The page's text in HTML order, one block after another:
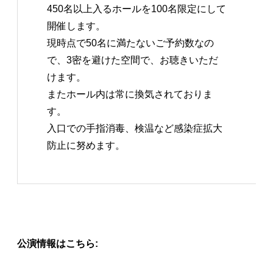
450名以上入るホールを100名限定にして
開催します。
現時点で50名に満たないご予約数なの
で、3密を避けた空間で、お聴きいただ
けます。
またホール内は常に換気されておりま
す。
入口での手指消毒、検温など感染症拡大
防止に努めます。
公演情報はこちら: